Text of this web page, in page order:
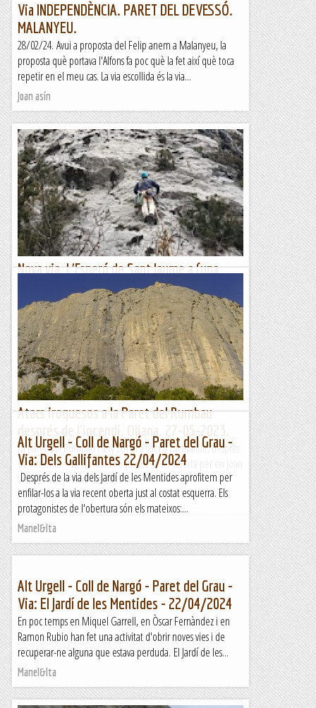
Via INDEPENDÈNCIA. PARET DEL DEVESSÓ.
MALANYEU.
28/02/24. Avui a proposta del Felip anem a Malanyeu, la
proposta què portava l'Alfons fa poc què la fet així què toca
repetir en el meu cas. La via escollida és la via...
Joan asín
Nova via. L'Esperó de Sant Jaume a (una
paret sense nom).
Després d'obrir la primera via en aquesta paret que encara
no té nom, n'obro la segona amb unes característiques molt
similars: ponts de roca i flotants a dojo, i les...
Romàntic Guerrer
Atacs iroquesos a la Paret del Rumbau
La paret del Rumbau l'any 2010 i a sota a l'actualitat, després
de l'incendi. La via Atacs Iroquesos va ser oberta per en Joan
Vidal el Març - Abril del 2021 i...
Jaumegrimp 2
Alt Urgell - Coll de Nargó - Paret del Grau -
Via: Dels Gallifantes 22/04/2024
Després de la via dels Jardí de les Mentides aprofitem per
enfilar-los a la via recent oberta just al costat esquerra. Els
protagonistes de l'obertura són els mateixos:...
Manel&Ita
Alt Urgell - Coll de Nargó - Paret del Grau -
Via: El Jardí de les Mentides - 22/04/2024
En poc temps en Miquel Garrell, en Òscar Fernàndez i en
Ramon Rubio han fet una activitat d'obrir noves vies i de
recuperar-ne alguna que estava perduda. El Jardí de les...
Manel&Ita